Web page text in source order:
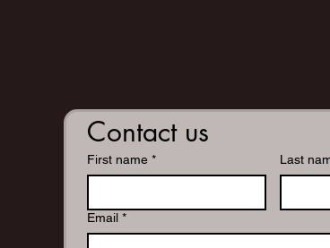
Contact us
First name * Last
Email *